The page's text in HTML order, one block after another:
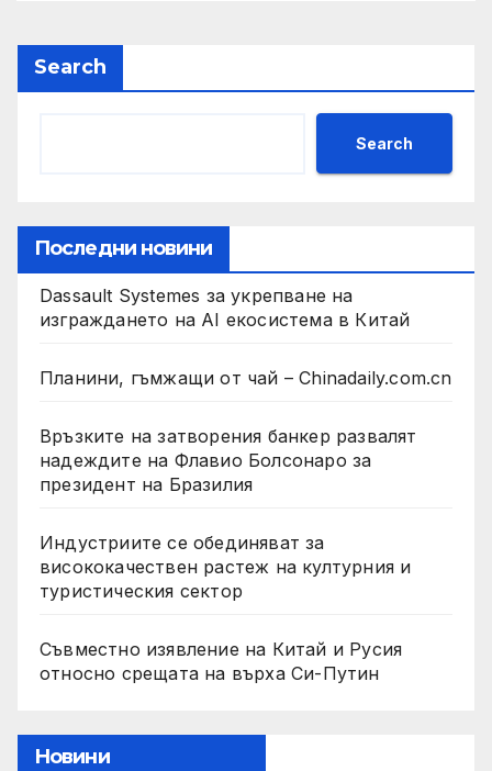
Search
Search
Последни новини
Dassault Systemes за укрепване на
изграждането на AI екосистема в Китай
Планини, гъмжащи от чай – Chinadaily.com.cn
Връзките на затворения банкер развалят
надеждите на Флавио Болсонаро за
президент на Бразилия
Индустриите се обединяват за
висококачествен растеж на културния и
туристическия сектор
Съвместно изявление на Китай и Русия
относно срещата на върха Си-Путин
Новини